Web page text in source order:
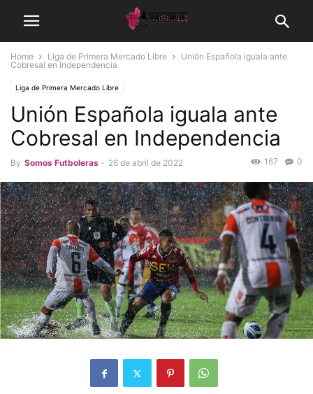
Home Liga de Primera Mercado Libre
Unión Española iguala ante
Cobresal en Independencia
Liga de Primera Mercado Libre
Unión Española iguala ante
Cobresal en Independencia
By Somos Futboleras - 26 de abril de 2022 0
167